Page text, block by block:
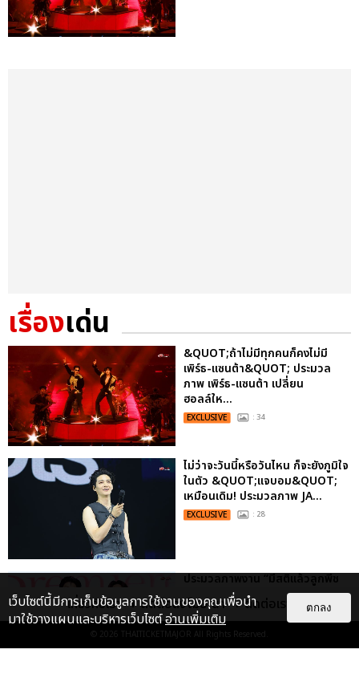
เรื่องเด่น
&QUOT;ถ้าไม่มีทุกคนก็คงไม่มี
เพิร์ธ-แซนต้า&QUOT; ประมวล
ภาพ เพิร์ธ-แซนต้า เปลี่ยน
ฮอลล์ให...
EXCLUSIVE : 34
ไม่ว่าจะวันนี้หรือวันไหน ก็จะยังภูมิใจ
ในตัว &QUOT;แจบอม&QUOT;
เหมือนเดิม! ประมวลภาพ JA...
EXCLUSIVE : 28
ประมวลภาพงาน “มีสติแล้วลูกพีช
PEACH AND ME PREMIERE
NIGHT” ปอนด์-ภูวินทร์ คลั่งรัก
หวา...
เกี่ยวกับเรา ติดต่อลงโฆษณา ติดต่อเรา
© 2026 THAITICKETMAJOR All Rights Reserved.
เว็บไซต์นี้มีการเก็บข้อมูลการใช้งานของคุณเพื่อนำ
มาใช้วางแผนและบริหารเว็บไซต์อ่านเพิ่มเติม
ตกลง